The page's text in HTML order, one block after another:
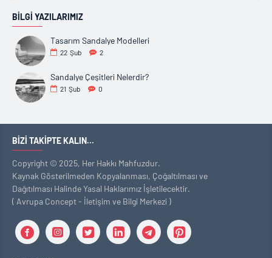
BILGI YAZILARIMIZ
Tasarım Sandalye Modelleri
22 Şub 2
Sandalye Çeşitleri Nelerdir?
21 Şub 0
BIZI TAKIPTE KALIN...
Copyright © 2025, Her Hakkı Mahfuzdur.
Kaynak Gösterilmeden Kopyalanması, Çoğaltılması ve
Dağıtılması Halinde Yasal Haklarımız İşletilecektir.
( Avrupa Concept - İletişim ve Bilgi Merkezi )